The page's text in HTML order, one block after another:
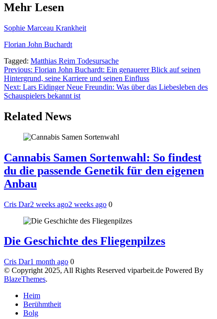
Mehr Lesen
Sophie Marceau Krankheit
Florian John Buchardt
Tagged: Matthias Reim Todesursache
Post
navigation
Previous: Florian John Buchardt: Ein genauerer Blick auf seinen
Hintergrund, seine Karriere und seinen Einfluss
Next: Lars Eidinger Neue Freundin: Was über das Liebesleben des
Schauspielers bekannt ist
Related News
Cannabis Samen Sortenwahl: So findest
du die passende Genetik für den eigenen
Anbau
Cris Dar2 weeks ago2 weeks ago 0
Die Geschichte des Fliegenpilzes
Cris Dar1 month ago 0
© Copyright 2025, All Rights Reserved viparbeit.de Powered By
BlazeThemes.
Heim
Berühmtheit
Bolg